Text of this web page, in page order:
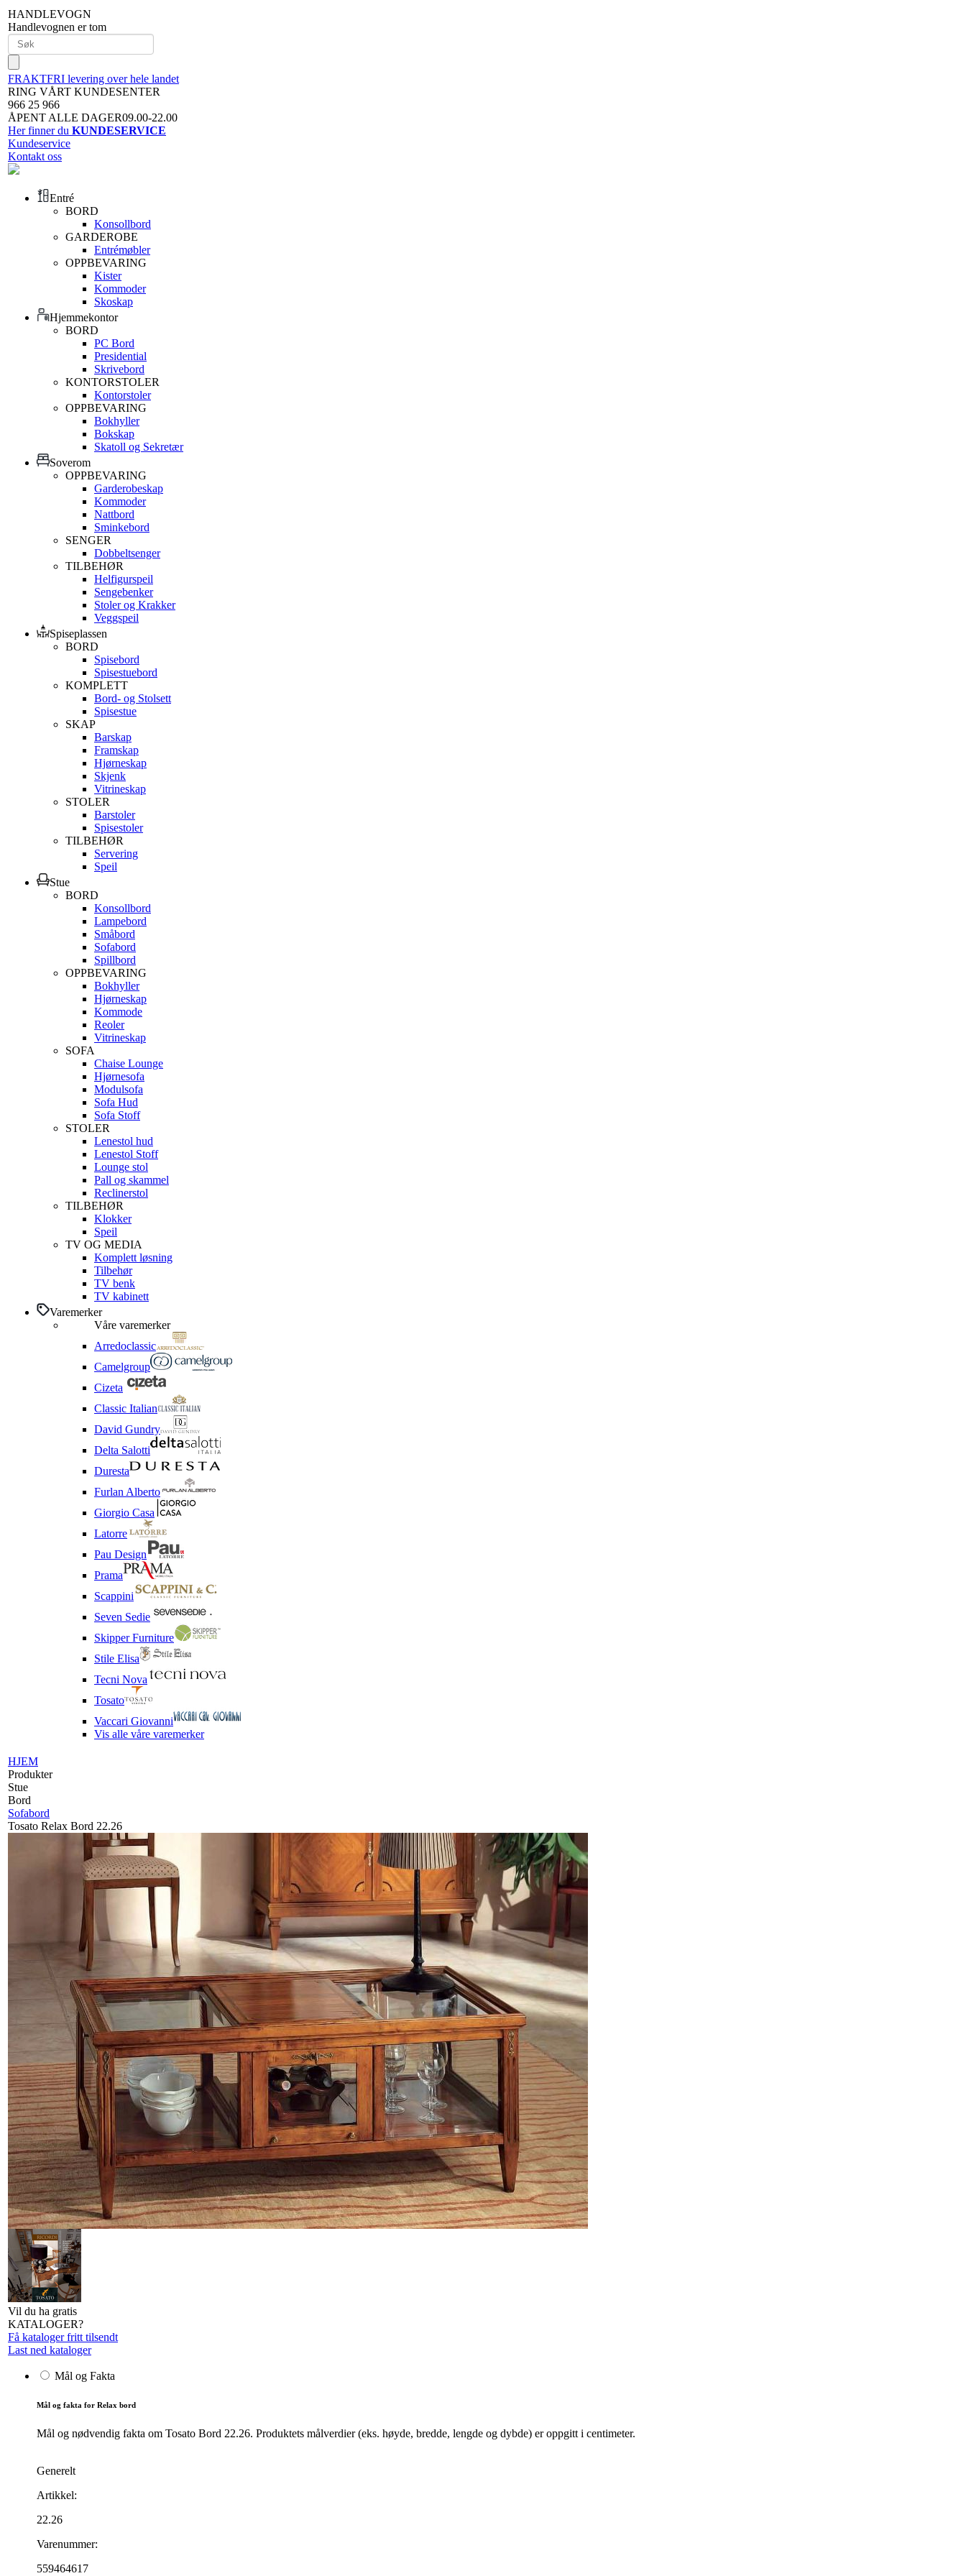
HANDLEVOGN
Handlevognen er tom
FRAKTFRI levering over hele landet
RING VÅRT KUNDESENTER
966 25 966
ÅPENT ALLE DAGER09.00-22.00
Her finner du KUNDESERVICE
Kundeservice
Kontakt oss
Entré
BORD
Konsollbord
GARDEROBE
Entrémøbler
OPPBEVARING
Kister
Kommoder
Skoskap
Hjemmekontor
BORD
PC Bord
Presidential
Skrivebord
KONTORSTOLER
Kontorstoler
OPPBEVARING
Bokhyller
Bokskap
Skatoll og Sekretær
Soverom
OPPBEVARING
Garderobeskap
Kommoder
Nattbord
Sminkebord
SENGER
Dobbeltsenger
TILBEHØR
Helfigurspeil
Sengebenker
Stoler og Krakker
Veggspeil
Spiseplassen
BORD
Spisebord
Spisestuebord
KOMPLETT
Bord- og Stolsett
Spisestue
SKAP
Barskap
Framskap
Hjørneskap
Skjenk
Vitrineskap
STOLER
Barstoler
Spisestoler
TILBEHØR
Servering
Speil
Stue
BORD
Konsollbord
Lampebord
Småbord
Sofabord
Spillbord
OPPBEVARING
Bokhyller
Hjørneskap
Kommode
Reoler
Vitrineskap
SOFA
Chaise Lounge
Hjørnesofa
Modulsofa
Sofa Hud
Sofa Stoff
STOLER
Lenestol hud
Lenestol Stoff
Lounge stol
Pall og skammel
Reclinerstol
TILBEHØR
Klokker
Speil
TV OG MEDIA
Komplett løsning
Tilbehør
TV benk
TV kabinett
Varemerker
Våre varemerker
Arredoclassic
Camelgroup
Cizeta
Classic Italian
David Gundry
Delta Salotti
Duresta
Furlan Alberto
Giorgio Casa
Latorre
Pau Design
Prama
Scappini
Seven Sedie
Skipper Furniture
Stile Elisa
Tecni Nova
Tosato
Vaccari Giovanni
Vis alle våre varemerker
HJEM
Produkter
Stue
Bord
Sofabord
Tosato Relax Bord 22.26
Vil du ha gratis
KATALOGER?
Få kataloger fritt tilsendt
Last ned kataloger
Mål og Fakta
Mål og fakta for Relax bord
Mål og nødvendig fakta om Tosato Bord 22.26. Produktets målverdier (eks. høyde, bredde, lengde og dybde) er oppgitt i centimeter.
Generelt
Artikkel:
22.26
Varenummer:
559464617